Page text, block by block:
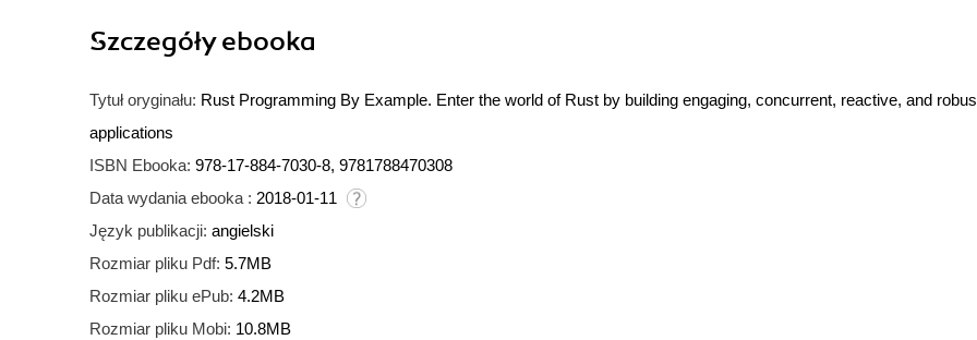
Szczegółyebooka
Tytuł oryginału: Rust Programming By Example. Enter the world of Rust by building engaging, concurrent, reactive, and
applications
ISBN Ebooka: 978-17-884-7030-8, 9781788470308
Data wydania ebooka : 2018-01-11
Język publikacji: angielski
Rozmiar pliku Pdf: 5.7MB
Rozmiar pliku ePub: 4.2MB
Rozmiar pliku Mobi: 10.8MB